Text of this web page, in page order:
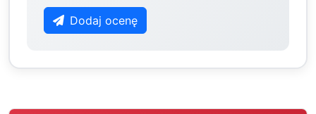
Dodaj ocenę